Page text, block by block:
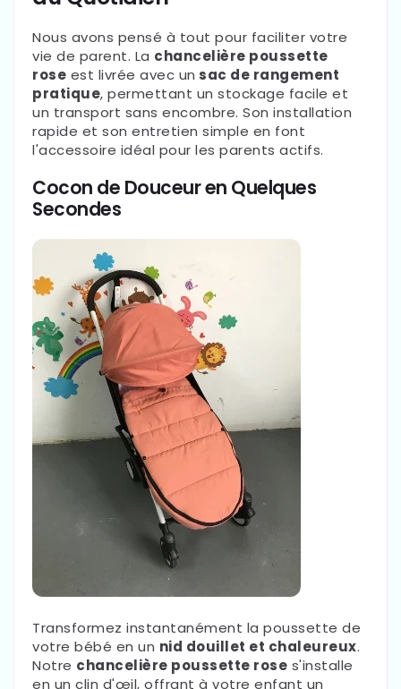
Nous avons pensé à tout pour faciliter votre
vie de parent. La chancelière poussette
rose est livrée avec un sac de rangement
pratique, permettant un stockage facile et
un transport sans encombre. Son installation
rapide et son entretien simple en font
l'accessoire idéal pour les parents actifs.
Cocon de Douceur en Quelques
Secondes
Transformez instantanément la poussette de
votre bébé en un nid douillet et chaleureux.
Notre chancelière poussette rose s'installe
en un clin d'œil, offrant à votre enfant un